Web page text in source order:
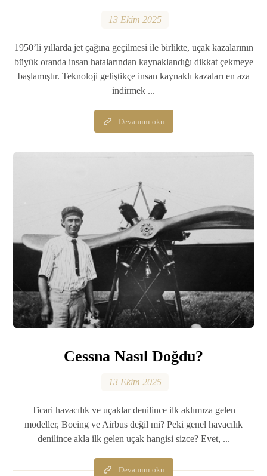
13 Ekim 2025
1950’li yıllarda jet çağına geçilmesi ile birlikte, uçak kazalarının
büyük oranda insan hatalarından kaynaklandığı dikkat çekmeye
başlamıştır. Teknoloji geliştikçe insan kaynaklı kazaları en aza
indirmek ...
Devamını oku
Cessna Nasıl Doğdu?
13 Ekim 2025
Ticari havacılık ve uçaklar denilince ilk aklımıza gelen
modeller, Boeing ve Airbus değil mi? Peki genel havacılık
denilince akla ilk gelen uçak hangisi sizce? Evet, ...
Devamını oku